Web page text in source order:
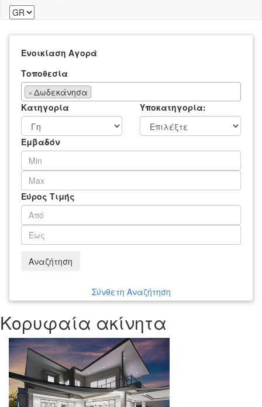
Ενοικίαση Αγορά
Τοποθεσία
×Δωδεκάνησα
Κατηγορία
Υποκατηγορία:
Εμβαδόν
Εύρος Τιμής
Αναζήτηση
Σύνθετη Αναζήτηση
Κορυφαία ακίνητα